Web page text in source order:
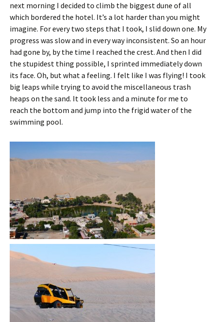
next morning I decided to climb the biggest dune of all
which bordered the hotel. It’s a lot harder than you might
imagine. For every two steps that I took, I slid down one. My
progress was slow and in every way inconsistent. So an hour
had gone by, by the time I reached the crest. And then I did
the stupidest thing possible, I sprinted immediately down
its face. Oh, but what a feeling. I felt like I was flying! I took
big leaps while trying to avoid the miscellaneous trash
heaps on the sand. It took less and a minute for me to
reach the bottom and jump into the frigid water of the
swimming pool.